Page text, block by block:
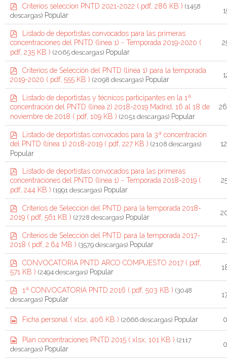
p
d
f
Criterios seleccion PNTD 2021-2022 ( pdf, 286 KB ) (1458
descargas) Popular
d
f
Listado de deportistas convocados para las primeras
concentraciones del PNTD (línea 1) - Temporada 2019-2020 (
pdf, 235 KB ) (2065 descargas) Popular
p
d
f
Criterios de Selección del PNTD (línea 1) para la temporada
2019-2020 ( pdf, 555 KB ) (2098 descargas) Popular
d
f
Listado de deportistas y técnicos participantes en la 1ª
concentración del PNTD (línea 2) 2018-2019 Madrid, 16 al 18 de
noviembre de 2018 ( pdf, 109 KB ) (2051 descargas) Popular
d
f
Listado de deportistas convocados para la 3ª concentración
del PNTD (línea 1) 2018-2019 ( pdf, 227 KB ) (2108 descargas)
Popular
d
f
Listado de deportistas convocados para las primeras
concentraciones del PNTD (línea 1) - Temporada 2018-2019 (
pdf, 244 KB ) (1991 descargas) Popular
p
d
f
Criterios de Selección del PNTD para la temporada 2018-
2019 ( pdf, 561 KB ) (2728 descargas) Popular
p
d
f
Criterios de Selección del PNTD para la temporada 2017-
2018 ( pdf, 2.64 MB ) (3579 descargas) Popular
p
d
f
CONVOCATORIA PNTD ARCO COMPUESTO 2017 ( pdf,
571 KB ) (2494 descargas) Popular
p
d
f
1ª CONVOCATORIA PNTD 2016 ( pdf, 503 KB ) (3048
descargas) Popular
a
Ficha personal ( xlsx, 406 KB ) (2666 descargas) Popular
p
r
Plan concentraciones PNTD 2015 ( xlsx, 101 KB ) (2117
descargas) Popular